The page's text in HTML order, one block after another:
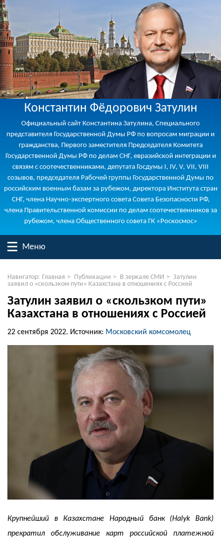
Константин Фёдорович Затулин
Официальный сайт Константина Затулина, Специального
представителя Государственной Думы РФ по вопросам миграции и
гражданства, Первого заместителя Председателя Комитета
Государственной Думы РФ по делам СНГ, евразийской интеграции и
связям с соотечественниками, депутата Госдумы I, IV, V, VII, VIII
созывов, председателя Рабочей группы Государственной Думы по
российским военным базам за рубежом, директора Института стран
СНГ, члена Научно-экспертного совета Совета Безопасности РФ,
члена Правительственной комиссии по делам соотечественников за
рубежом, члена Общественного совета ГК «Роскосмос»
Меню
Навигатор: Главная > Публикации > В зеркале СМИ > Затулин
заявил о «скользком пути» Казахстана в отношениях с Россией
Затулин заявил о «скользком пути»
Казахстана в отношениях с Россией
22 сентября 2022. Источник: Московский комсомолец
Крупнейший в Казахстане Народный банк (Halyk Bank)
прекратил обслуживание карт российской платежной